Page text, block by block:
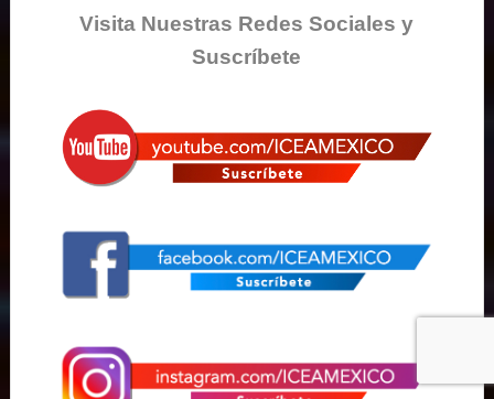
Visita Nuestras Redes Sociales y
Suscríbete